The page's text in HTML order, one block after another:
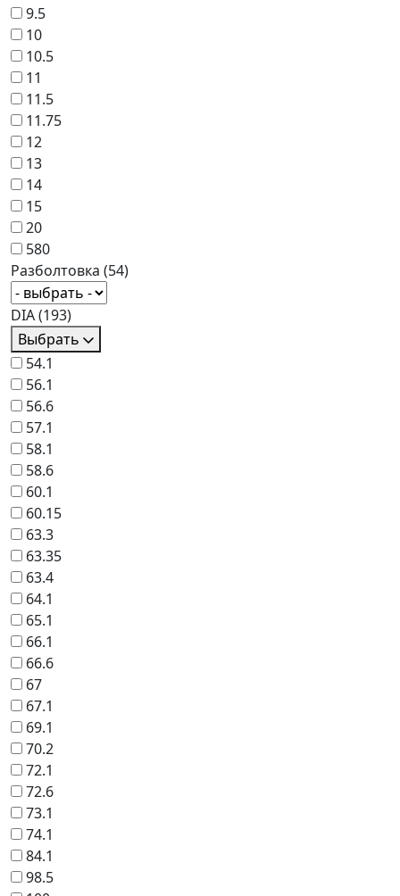
9.5
10
10.5
11
11.5
11.75
12
13
14
15
20
580
Разболтовка (54)
DIA(193)
Выбрать
54.1
56.1
56.6
57.1
58.1
58.6
60.1
60.15
63.3
63.35
63.4
64.1
65.1
66.1
66.6
67
67.1
69.1
70.2
72.1
72.6
73.1
74.1
84.1
98.5